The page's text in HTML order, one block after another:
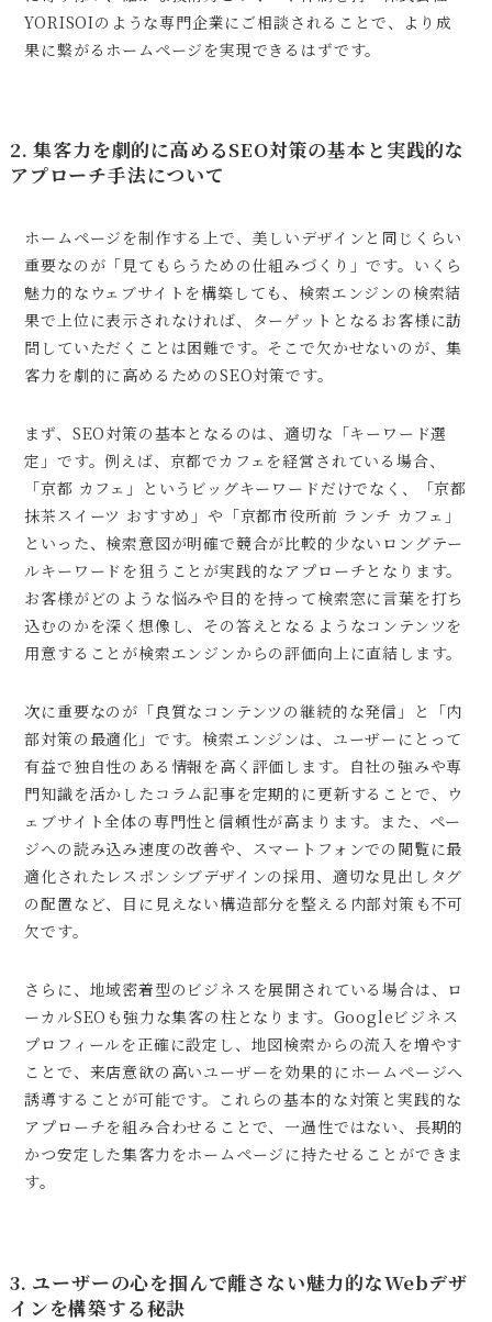
YORISOIのような専門企業にご相談されることで、より成
果に繋がるホームページを実現できるはずです。
2. 集客力を劇的に高めるSEO対策の基本と実践的な
アプローチ手法について
ホームページを制作する上で、美しいデザインと同じくらい
重要なのが「見てもらうための仕組みづくり」です。いくら
魅力的なウェブサイトを構築しても、検索エンジンの検索結
果で上位に表示されなければ、ターゲットとなるお客様に訪
問していただくことは困難です。そこで欠かせないのが、集
客力を劇的に高めるためのSEO対策です。
まず、SEO対策の基本となるのは、適切な「キーワード選
定」です。例えば、京都でカフェを経営されている場合、
「京都 カフェ」というビッグキーワードだけでなく、「京都
抹茶スイーツ おすすめ」や「京都市役所前 ランチ カフェ」
といった、検索意図が明確で競合が比較的少ないロングテー
ルキーワードを狙うことが実践的なアプローチとなります。
お客様がどのような悩みや目的を持って検索窓に言葉を打ち
込むのかを深く想像し、その答えとなるようなコンテンツを
用意することが検索エンジンからの評価向上に直結します。
次に重要なのが「良質なコンテンツの継続的な発信」と「内
部対策の最適化」です。検索エンジンは、ユーザーにとって
有益で独自性のある情報を高く評価します。自社の強みや専
門知識を活かしたコラム記事を定期的に更新することで、ウ
ェブサイト全体の専門性と信頼性が高まります。また、ペー
ジへの読み込み速度の改善や、スマートフォンでの閲覧に最
適化されたレスポンシブデザインの採用、適切な見出しタグ
の配置など、目に見えない構造部分を整える内部対策も不可
欠です。
さらに、地域密着型のビジネスを展開されている場合は、ロ
ーカルSEOも強力な集客の柱となります。Googleビジネス
プロフィールを正確に設定し、地図検索からの流入を増やす
ことで、来店意欲の高いユーザーを効果的にホームページへ
誘導することが可能です。これらの基本的な対策と実践的な
アプローチを組み合わせることで、一過性ではない、長期的
かつ安定した集客力をホームページに持たせることができま
す。
3. ユーザーの心を掴んで離さない魅力的なWebデザ
インを構築する秘訣